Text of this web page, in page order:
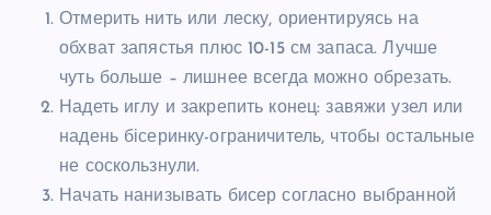
Отмерить нить или леску, ориентируясь на
обхват запястья плюс 10-15 см запаса. Лучше
чуть больше – лишнее всегда можно обрезать.
Надеть иглу и закрепить конец: завяжи узел или
надень бісеринку-ограничитель, чтобы остальные
не соскользнули.
Начать нанизывать бисер согласно выбранной